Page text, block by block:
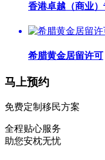
香港卓越（商业）
希腊黄金居留许可
马上预约
免费定制移民方案
全程贴心服务
助您安枕无忧